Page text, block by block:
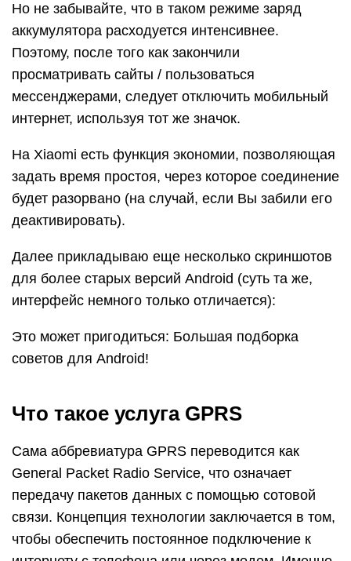
Но не забывайте, что в таком режиме заряд
аккумулятора расходуется интенсивнее.
Поэтому, после того как закончили
просматривать сайты / пользоваться
мессенджерами, следует отключить мобильный
интернет, используя тот же значок.
На Xiaomi есть функция экономии, позволяющая
задать время простоя, через которое соединение
будет разорвано (на случай, если Вы забили его
деактивировать).
Далее прикладываю еще несколько скриншотов
для более старых версий Android (суть та же,
интерфейс немного только отличается):
Это может пригодиться: Большая подборка
советов для Android!
Что такое услуга GPRS
Сама аббревиатура GPRS переводится как
General Packet Radio Service, что означает
передачу пакетов данных с помощью сотовой
связи. Концепция технологии заключается в том,
чтобы обеспечить постоянное подключение к